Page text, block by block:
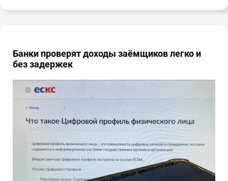
Банки проверят доходы заёмщиков легко и
без задержек